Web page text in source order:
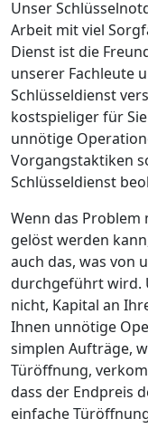
Unser
Arbeit mit viel
Dienst ist die
unserer Fachleute
Schlüsseldienst
kostspieliger für
unnötige
Vorgangstaktiken
Schlüsseldienst
Wenn das
gelöst werden
auch das, was von
durchgeführt wird.
nicht, Kapital an
Ihnen unnötige
simplen Aufträge,
Türöffnung,
dass der Endpreis
einfache